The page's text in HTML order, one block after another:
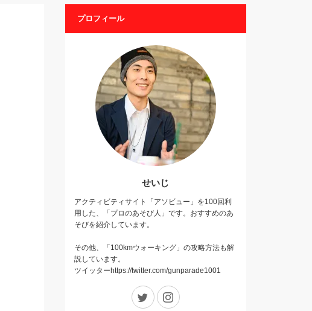
プロフィール
せいじ
アクティビティサイト「アソビュー」を100回利
用した、「プロのあそび人」です。おすすめのあ
そびを紹介しています。
その他、「100kmウォーキング」の攻略方法も解
説しています。
ツイッターhttps://twitter.com/gunparade1001
Twitter